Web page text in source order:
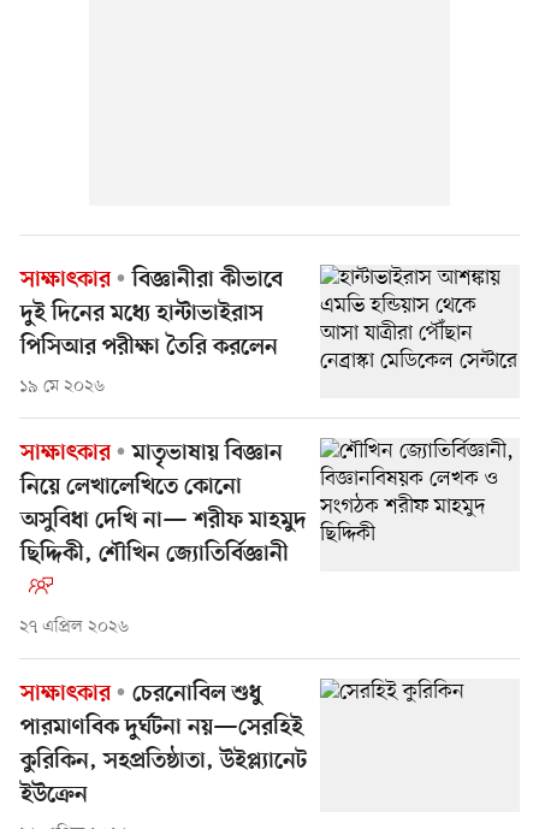
সাক্ষাৎকার
বিজ্ঞানীরা কীভাবে
দুই দিনের মধ্যে হান্টাভাইরাস
পিসিআর পরীক্ষা তৈরি করলেন
১৯ মে ২০২৬
সাক্ষাৎকার
মাতৃভাষায় বিজ্ঞান
নিয়ে লেখালেখিতে কোনো
অসুবিধা দেখি না— শরীফ মাহমুদ
ছিদ্দিকী, শৌখিন জ্যোতির্বিজ্ঞানী
২৭ এপ্রিল ২০২৬
সাক্ষাৎকার
চেরনোবিল শুধু
পারমাণবিক দুর্ঘটনা নয়—সেরহিই
কুরিকিন, সহপ্রতিষ্ঠাতা, উইপ্ল্যানেট
ইউক্রেন